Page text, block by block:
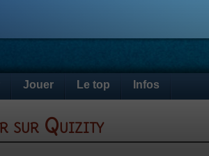
Jouer Le top Infos
sur Quizity